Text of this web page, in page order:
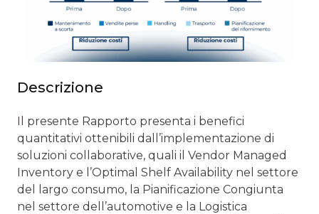
Descrizione
Il presente Rapporto presenta i benefici
quantitativi ottenibili dall’implementazione di
soluzioni collaborative, quali il Vendor Managed
Inventory e l’Optimal Shelf Availability nel settore
del largo consumo, la Pianificazione Congiunta
nel settore dell’automotive e la Logistica